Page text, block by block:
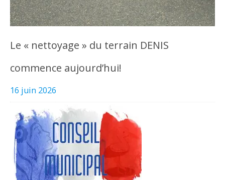
Le « nettoyage » du terrain DENIS
commence aujourd’hui!
16 juin 2026